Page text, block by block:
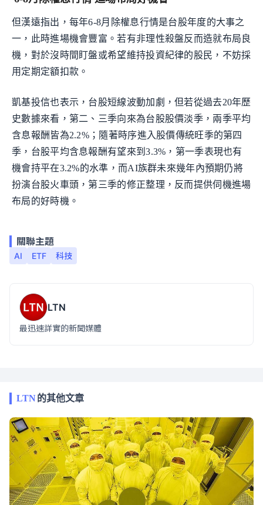
但漢遠指出，每年6-8月除權息行情是台股年度的大事之
一，此時進場機會豐富。若有非理性殺盤反而造就布局良
機，對於沒時間盯盤或希望維持投資紀律的股民，不妨採
用定期定額扣款。
凱基投信也表示，台股短線波動加劇，但若從過去20年歷
史數據來看，第二、三季向來為台股股價淡季，兩季平均
含息報酬皆為2.2%；隨著時序進入股價傳統旺季的第四
季，台股平均含息報酬有望來到3.3%，第一季表現也有
機會持平在3.2%的水準，而AI族群未來幾年內預期仍將
扮演台股火車頭，第三季的修正整理，反而提供伺機進場
布局的好時機。
關聯主題
AI ETF 科技
LTN
最迅速詳實的新聞媒體
LTN的其他文章